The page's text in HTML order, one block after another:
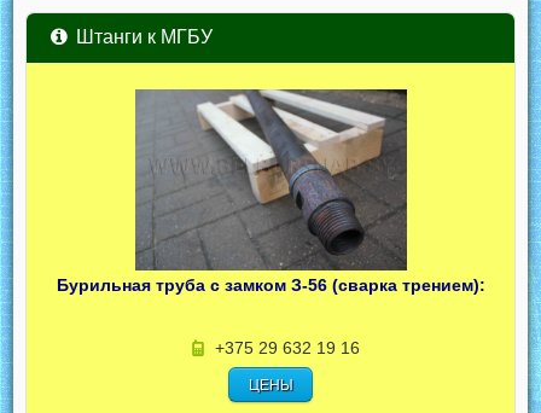
Штанги к МГБУ
Бурильная труба с замком З-56 (сварка трением):
+375 29 632 19 16
ЦЕНЫ